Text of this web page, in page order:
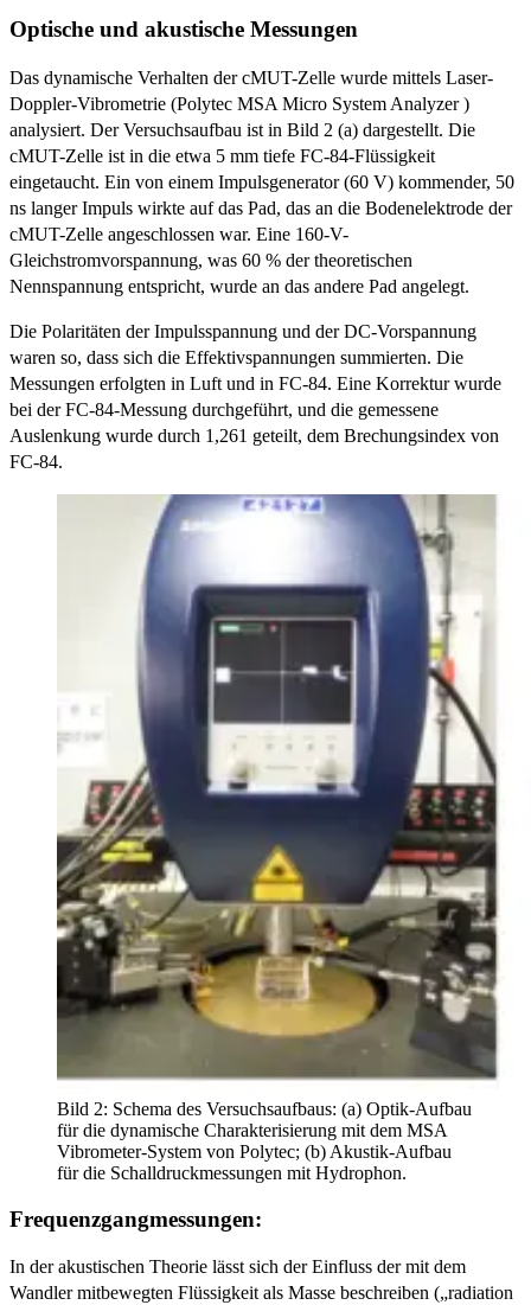
Optische und akustische Messungen
Das dynamische Verhalten der cMUT-Zelle wurde mittels Laser-
Doppler-Vibrometrie (Polytec MSA Micro System Analyzer )
analysiert. Der Versuchsaufbau ist in Bild 2 (a) dargestellt. Die
cMUT-Zelle ist in die etwa 5 mm tiefe FC-84-Flüssigkeit
eingetaucht. Ein von einem Impulsgenerator (60 V) kommender, 50
ns langer Impuls wirkte auf das Pad, das an die Bodenelektrode der
cMUT-Zelle angeschlossen war. Eine 160-V-
Gleichstromvorspannung, was 60 % der theoretischen
Nennspannung entspricht, wurde an das andere Pad angelegt.
Die Polaritäten der Impulsspannung und der DC-Vorspannung
waren so, dass sich die Effektiv­spannungen summierten. Die
Messungen erfolgten in Luft und in FC-84. Eine Korrektur wurde
bei der FC-84-Messung durchgeführt, und die gemessene
Auslenkung wurde durch 1,261 geteilt, dem Brechungsindex von
FC-84.
Bild 2: Schema des Versuchsaufbaus: (a) Optik-Aufbau
für die dynamische Charakterisierung mit dem MSA
Vibrometer-System von Polytec; (b) Akustik-Aufbau
für die Schalldruckmessungen mit Hydrophon.
Frequenzgangmessungen:
In der akustischen Theorie lässt sich der Einfluss der mit dem
Wandler mitbewegten Flüssigkeit als Masse beschreiben („radiation